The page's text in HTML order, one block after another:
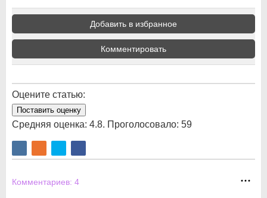
Добавить в избранное
Комментировать
Оцените статью:
Поставить оценку
Средняя оценка: 4.8. Проголосовало: 59
Комментариев: 4